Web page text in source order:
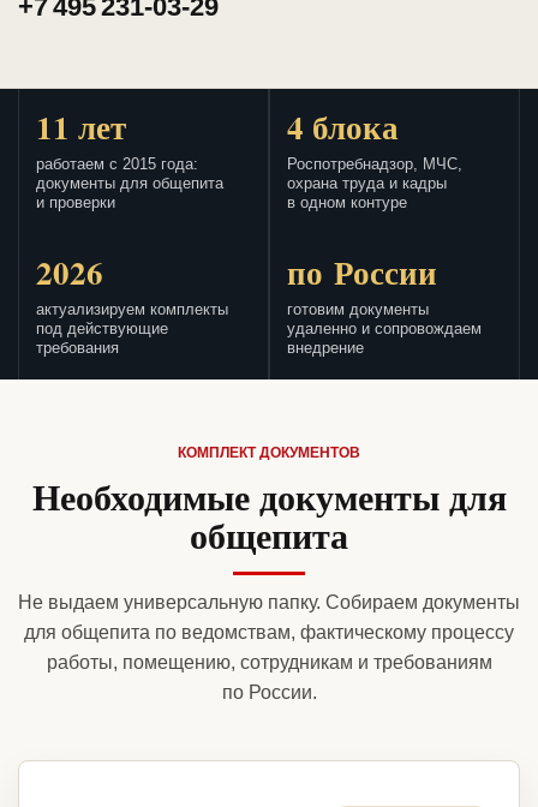
+7 495 231-03-29
11 лет
работаем с 2015 года:
документы для общепита
и проверки
4 блока
Роспотребнадзор, МЧС,
охрана труда и кадры
в одном контуре
2026
актуализируем комплекты
под действующие
требования
по России
готовим документы
удаленно и сопровождаем
внедрение
КОМПЛЕКТ ДОКУМЕНТОВ
Необходимые документы для
общепита
Не выдаем универсальную папку. Собираем документы
для общепита по ведомствам, фактическому процессу
работы, помещению, сотрудникам и требованиям
по России.